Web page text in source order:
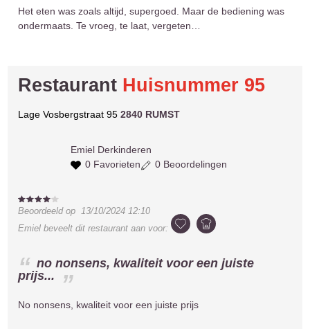
Het eten was zoals altijd, supergoed. Maar de bediening was
ondermaats. Te vroeg, te laat, vergeten…
Restaurant Huisnummer 95
Lage Vosbergstraat 952840 RUMST
Emiel Derkinderen
0 Favorieten
0 Beoordelingen
Beoordeeld op
13/10/2024 12:10
Emiel beveelt dit restaurant aan voor:
no nonsens, kwaliteit voor een juiste
prijs...
No nonsens, kwaliteit voor een juiste prijs